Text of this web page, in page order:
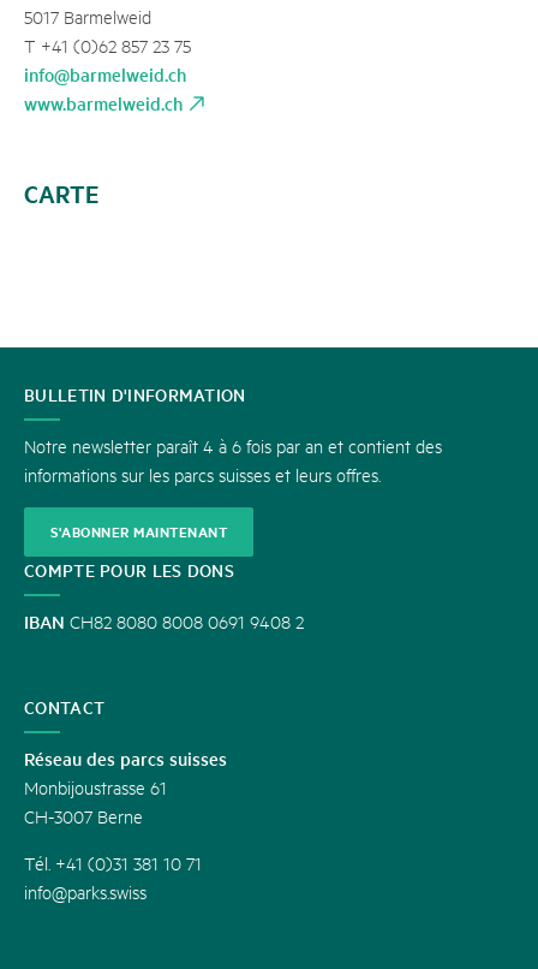
5017 Barmelweid
T +41 (0)62 857 23 75
info@barmelweid.ch
www.barmelweid.ch
CARTE
CONTACT
BULLETIN D'INFORMATION
Notre newsletter paraît 4 à 6 fois par an et contient des
informations sur les parcs suisses et leurs offres.
S'ABONNER MAINTENANT
COMPTE POUR LES DONS
IBAN CH82 8080 8008 0691 9408 2
CONTACT
Réseau des parcs suisses
Monbijoustrasse 61
CH-3007 Berne
Tél. +41 (0)31 381 10 71
info@parks.swiss